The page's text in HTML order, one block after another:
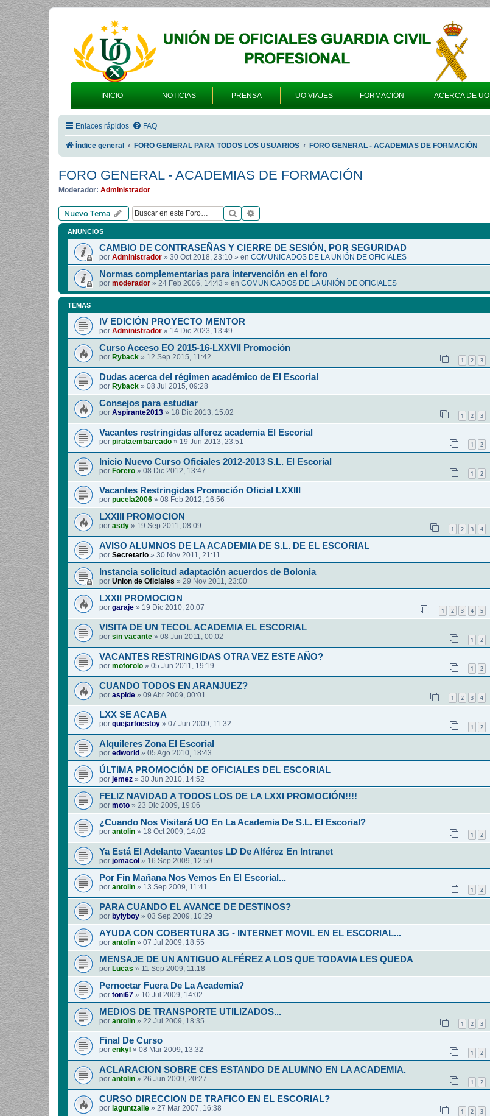
INICIO NOTICIAS PRENSA UO VIAJES FORMACIÓN ACERCA DE UO
Enlaces rápidos FAQ
Índice general FORO GENERAL PARA TODOS LOS USUARIOS FORO GENERAL - ACADEMIAS DE FORMACIÓN
FORO GENERAL - ACADEMIAS DE FORMACIÓN
Moderador: Administrador
Nuevo Tema Buscar
ANUNCIOS
CAMBIO DE CONTRASEÑAS Y CIERRE DE SESIÓN, POR SEGURIDAD
por Administrador » 30 Oct 2018, 23:10 » en COMUNICADOS DE LA UNIÓN DE OFICIALES
Normas complementarias para intervención en el foro
por moderador » 24 Feb 2006, 14:43 » en COMUNICADOS DE LA UNIÓN DE OFICIALES
TEMAS
IV EDICIÓN PROYECTO MENTOR
por Administrador » 14 Dic 2023, 13:49
Curso Acceso EO 2015-16-LXXVII Promoción
por Ryback » 12 Sep 2015, 11:42 1 2 3
Dudas acerca del régimen académico de El Escorial
por Ryback » 08 Jul 2015, 09:28
Consejos para estudiar
por Aspirante2013 » 18 Dic 2013, 15:02 1 2 3
Vacantes restringidas alferez academia El Escorial
por pirataembarcado » 19 Jun 2013, 23:51 1 2
Inicio Nuevo Curso Oficiales 2012-2013 S.L. El Escorial
por Forero » 08 Dic 2012, 13:47 1 2
Vacantes Restringidas Promoción Oficial LXXIII
por pucela2006 » 08 Feb 2012, 16:56
LXXIII PROMOCION
por asdy » 19 Sep 2011, 08:09 1 2 3 4
AVISO ALUMNOS DE LA ACADEMIA DE S.L. DE EL ESCORIAL
por Secretario » 30 Nov 2011, 21:11
Instancia solicitud adaptación acuerdos de Bolonia
por Union de Oficiales » 29 Nov 2011, 23:00
LXXII PROMOCION
por garaje » 19 Dic 2010, 20:07 1 2 3 4 5
VISITA DE UN TECOL ACADEMIA EL ESCORIAL
por sin vacante » 08 Jun 2011, 00:02 1 2
VACANTES RESTRINGIDAS OTRA VEZ ESTE AÑO?
por motorolo » 05 Jun 2011, 19:19 1 2
CUANDO TODOS EN ARANJUEZ?
por aspide » 09 Abr 2009, 00:01 1 2 3 4
LXX SE ACABA
por quejartoestoy » 07 Jun 2009, 11:32 1 2
Alquileres Zona El Escorial
por edworld » 05 Ago 2010, 18:43
ÚLTIMA PROMOCIÓN DE OFICIALES DEL ESCORIAL
por jemez » 30 Jun 2010, 14:52
FELIZ NAVIDAD A TODOS LOS DE LA LXXI PROMOCIÓN!!!!
por moto » 23 Dic 2009, 19:06
¿Cuando Nos Visitará UO En La Academia De S.L. El Escorial?
por antolin » 18 Oct 2009, 14:02 1 2
Ya Está El Adelanto Vacantes LD De Alférez En Intranet
por jomacol » 16 Sep 2009, 12:59
Por Fin Mañana Nos Vemos En El Escorial...
por antolin » 13 Sep 2009, 11:41 1 2
PARA CUANDO EL AVANCE DE DESTINOS?
por bylyboy » 03 Sep 2009, 10:29
AYUDA CON COBERTURA 3G - INTERNET MOVIL EN EL ESCORIAL...
por antolin » 07 Jul 2009, 18:55
MENSAJE DE UN ANTIGUO ALFÉREZ A LOS QUE TODAVIA LES QUEDA
por Lucas » 11 Sep 2009, 11:18
Pernoctar Fuera De La Academia?
por toni67 » 10 Jul 2009, 14:02
MEDIOS DE TRANSPORTE UTILIZADOS...
por antolin » 22 Jul 2009, 18:35 1 2 3
Final De Curso
por enkyl » 08 Mar 2009, 13:32 1 2
ACLARACION SOBRE CES ESTANDO DE ALUMNO EN LA ACADEMIA.
por antolin » 26 Jun 2009, 20:27 1 2
CURSO DIRECCION DE TRAFICO EN EL ESCORIAL?
por laguntzaile » 27 Mar 2007, 16:38 1 2 3